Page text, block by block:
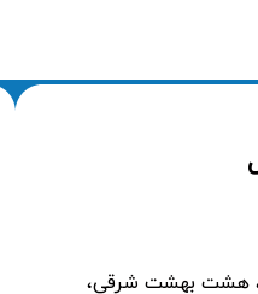
هشت بهشت شرقی،